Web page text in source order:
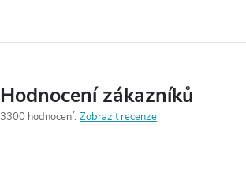
Hodnocení zákazníků
3300 hodnocení Zobrazit recenze